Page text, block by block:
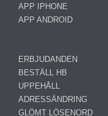
APP IPHONE
APP ANDROID
ERBJUDANDEN
BESTÄLL HB
UPPEHÅLL
ADRESSÄNDRING
GLÖMT LÖSENORD